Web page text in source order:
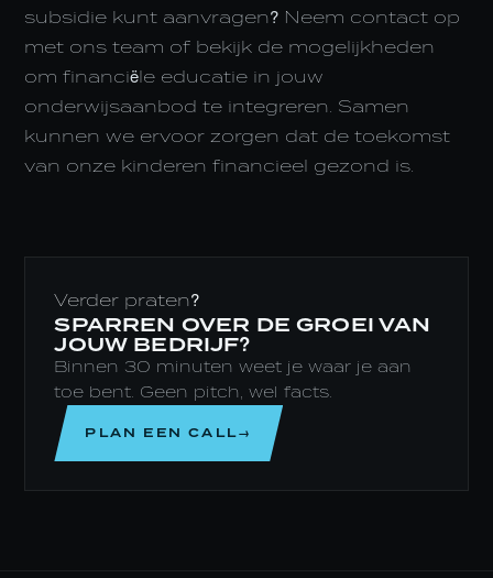
subsidie kunt aanvragen? Neem contact op
met ons team of bekijk de mogelijkheden
om financiële educatie in jouw
onderwijsaanbod te integreren. Samen
kunnen we ervoor zorgen dat de toekomst
van onze kinderen financieel gezond is.
Verder praten?
SPARREN OVER DE GROEI VAN
JOUW BEDRIJF?
Binnen 30 minuten weet je waar je aan
toe bent. Geen pitch, wel facts.
PLAN EEN CALL→